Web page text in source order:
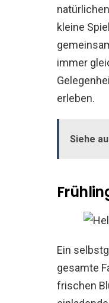
kleine
immer
erleben.
Siehe
Ein
gesamte
frischen